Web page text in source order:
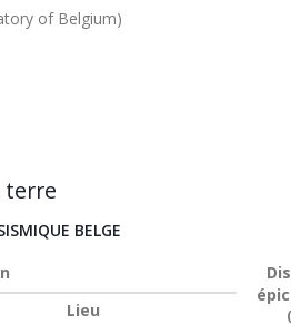
of Belgium)
terre
BELGE
Lieu